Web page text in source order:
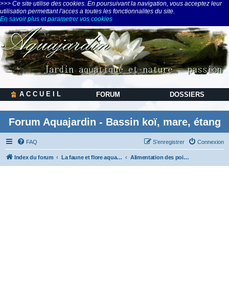
>>> Ce site utilise des cookies. En poursuivant la navigation, vous acceptez leur
utilisation permettant l'acces a toutes les fonctionnalites du site.
En savoir plus et parametrer vos cookies
A C C U E I L FORUM DOSSIERS
Forum Aquajardin - Bassin koï, mare, étang
FAQ Connexion
S’enregistrer
Index du forum La faune et flore aquatiques, la nature Alimentation des poissons